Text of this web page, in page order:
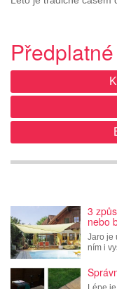
Předplatné
3
nebo
Jaro je
ním i